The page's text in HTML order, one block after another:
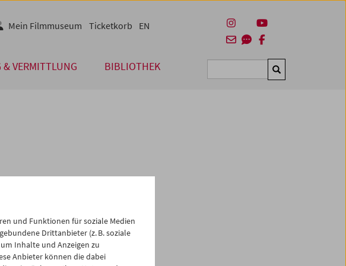
& VERMITTLUNG BIBLIOTHEK Suchen
Mein Filmmuseum Ticketkorb EN
und Funktionen für soziale Medien
Drittanbieter (z. B. soziale
Inhalte und Anzeigen zu
Anbieter können die dabei